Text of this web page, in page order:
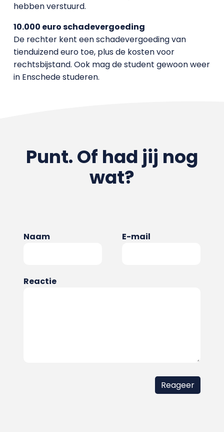
hebben verstuurd.
10.000 euro schadevergoeding
De rechter kent een schadevergoeding van
tienduizend euro toe, plus de kosten voor
rechtsbijstand. Ook mag de student gewoon weer
in Enschede studeren.
Punt. Of had jij nog
wat?
Naam E-mail
Reactie